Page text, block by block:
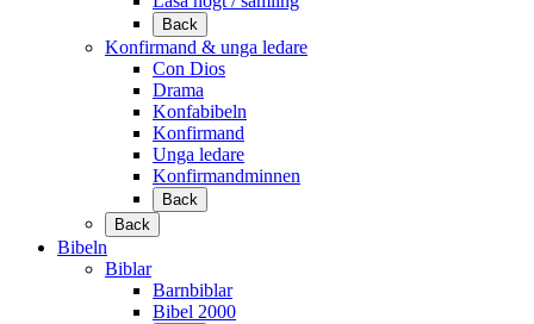
Back
Konfirmand & unga ledare
Con Dios
Drama
Konfabibeln
Konfirmand
Unga ledare
Konfirmandminnen
Back
Back
Bibeln
Biblar
Barnbiblar
Bibel 2000